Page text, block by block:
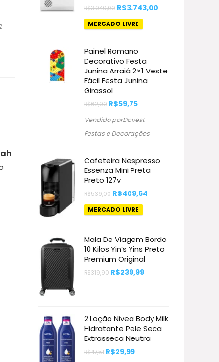
R$3.940,00 O
original
era:
R$3.743,00
MERCADO LIVRE
Painel Romano
Decorativo Festa
Junina Arraiá 2×1 Veste
Fácil Festa Junina
Girassol
R$62,90 O
preço
original
era:
R$62,90.
R$59,75O
atual
é:
R$59,75.
Vendido porDavest
Festas e Decorações
Cafeteira Nespresso
Essenza Mini Preta
Preto 127v
R$539,00 O
original
era:
R$409,64
MERCADO LIVRE
Mala De Viagem Bordo
10 Kilos Yin’s Yins Preto
Premium Original
R$319,90 O
R$239,99O
2 Loção Nivea Body Milk
Hidratante Pele Seca
Extrasseca Neutra
R$47,51 O
preço
R$29,99O